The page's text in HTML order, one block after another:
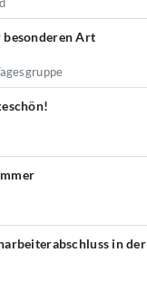
besonderen Art
in der